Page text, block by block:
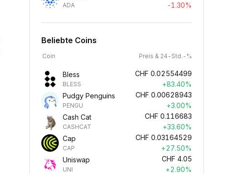
ADA
-1.30%
Beliebte Coins
Coin Preis & 24-Std.-%
Bless
BLESS
CHF 0.02554499
+83.40%
Pudgy Penguins
PENGU
CHF 0.00628943
+3.00%
Cash Cat
CASHCAT
CHF 0.116683
+33.60%
Cap
CAP
CHF 0.03164529
+27.50%
Uniswap
UNI
CHF 4.05
+2.90%